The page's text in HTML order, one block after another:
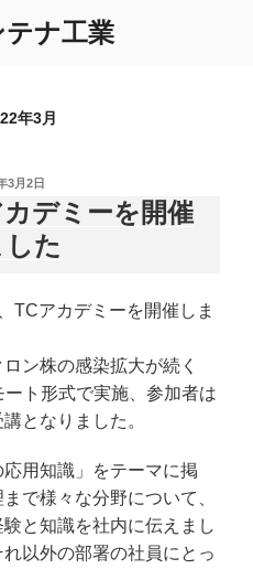
ナ工業
年3月
3月2日
デミーを開催
した
TCアカデミーを開催しま
ン株の感染拡大が続く
ト形式で実施、参加者は
となりました。
用知識」をテーマに掲
で様々な分野について、
と知識を社内に伝えまし
以外の部署の社員にとっ